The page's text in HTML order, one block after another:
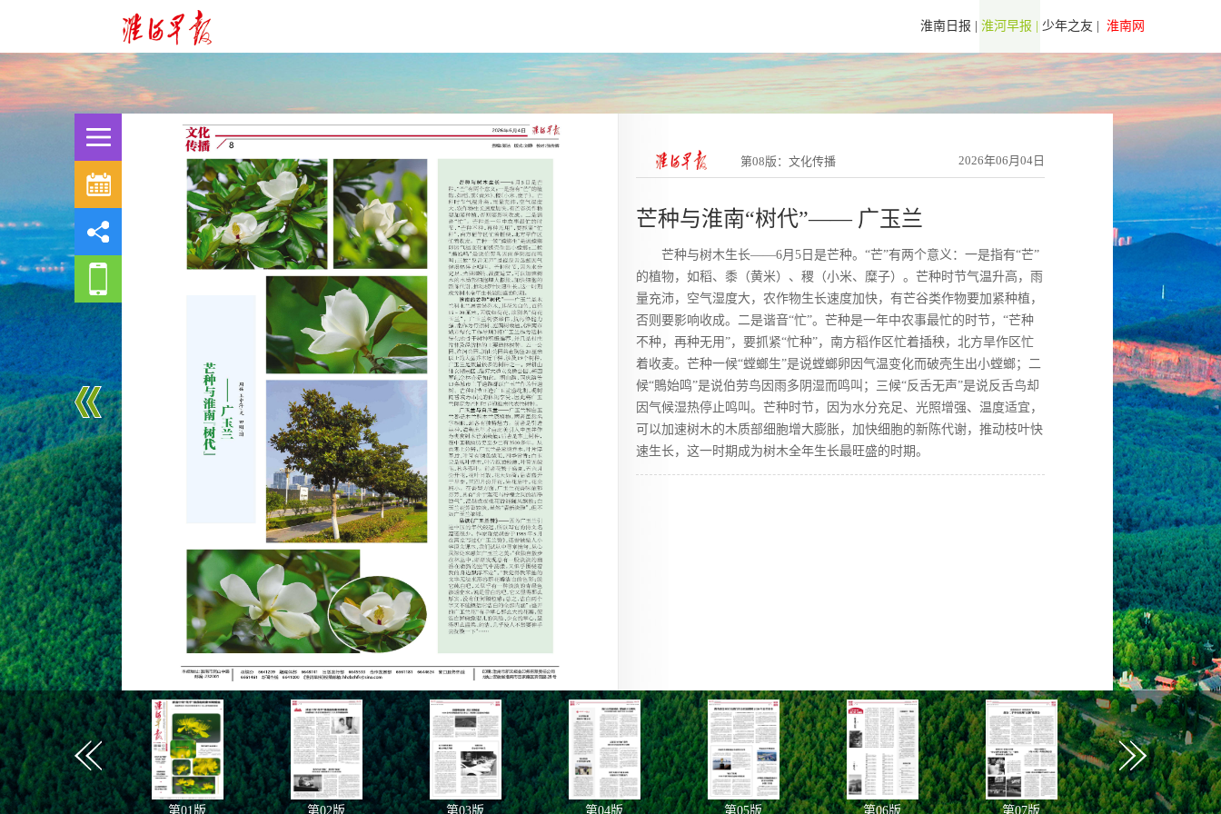
淮南日报 | 淮河早报 | 少年之友 | 淮南网
2026年06月04日
第08版：文化传播
芒种与淮南“树代”—— 广玉兰
芒种与树木生长——6月5日是芒种。“芒”有两个意义：一是指有“芒”
的植物，如稻、黍（黄米）、稷（小米、糜子）。芒种时节气温升高，雨
量充沛，空气湿度大，农作物生长速度加快，有芒谷类作物要加紧种植，
否则要影响收成。二是谐音“忙”。芒种是一年中农事最忙的时节，“芒种
不种，再种无用”，要抓紧“忙种”，南方稻作区忙着插秧，北方旱作区忙
着收麦。芒种一候“螳螂生”是说螳螂卵因气温变化而破壳生出小螳螂；二
候“鵙始鸣”是说伯劳鸟因雨多阴湿而鸣叫；三候“反舌无声”是说反舌鸟却
因气候湿热停止鸣叫。芒种时节，因为水分充足、光照增强、温度适宜，
可以加速树木的木质部细胞增大膨胀，加快细胞的新陈代谢，推动枝叶快
速生长，这一时期成为树木全年生长最旺盛的时期。
第01版 第02版 第03版 第04版 第05版 第06版 第07版 第08版